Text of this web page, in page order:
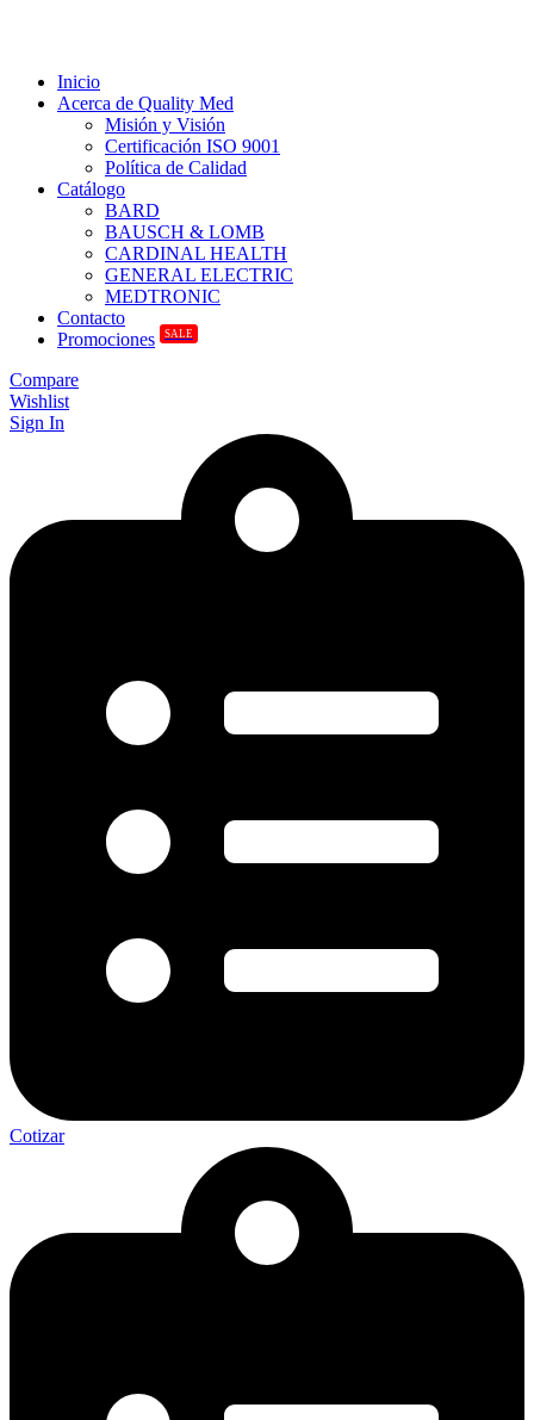
Inicio
Acerca de Quality Med
Misión y Visión
Certificación ISO 9001
Política de Calidad
Catálogo
BARD
BAUSCH & LOMB
CARDINAL HEALTH
GENERAL ELECTRIC
MEDTRONIC
Contacto
Promociones
SALE
Compare
Wishlist
Sign In
Cotizar